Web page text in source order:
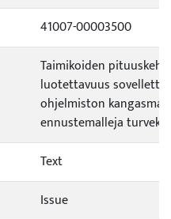
41007-00003500
Taimikoiden
luotettavuus
ohjelmiston
ennustemalleja
Text
Issue